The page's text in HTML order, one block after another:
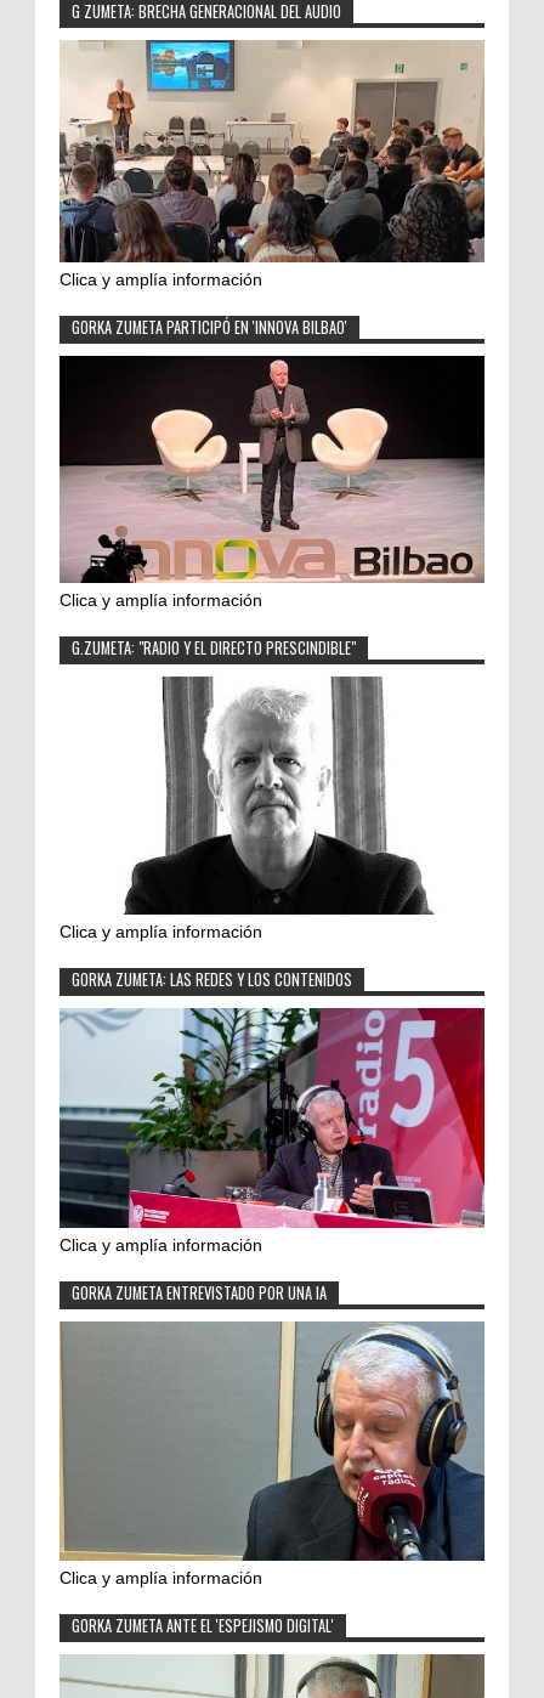
G ZUMETA: BRECHA GENERACIONAL DEL AUDIO
Clica y amplía información
GORKA ZUMETA PARTICIPÓ EN 'INNOVA BILBAO'
Clica y amplía información
G.ZUMETA: "RADIO Y EL DIRECTO PRESCINDIBLE"
Clica y amplía información
GORKA ZUMETA: LAS REDES Y LOS CONTENIDOS
Clica y amplía información
GORKA ZUMETA ENTREVISTADO POR UNA IA
Clica y amplía información
GORKA ZUMETA ANTE EL 'ESPEJISMO DIGITAL'